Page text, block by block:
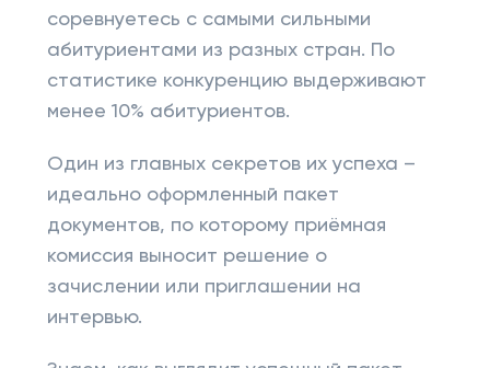
соревнуетесь с самыми сильными
абитуриентами из разных стран. По
статистике конкуренцию выдерживают
менее 10% абитуриентов.
Один из главных секретов их успеха –
идеально оформленный пакет
документов, по которому приёмная
комиссия выносит решение о
зачислении или приглашении на
интервью.